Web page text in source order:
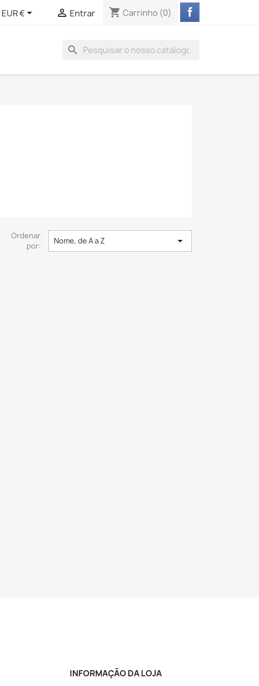
EUR €  Entrar shopping_cart Carrinho (0)
search
Ordenar
por:
Nome, de A a Z 
INFORMAÇÃO DA LOJA